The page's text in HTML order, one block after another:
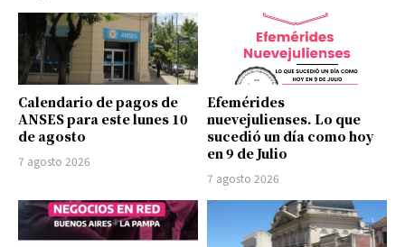
Calendario de pagos de
ANSES para este lunes 10
de agosto
7 agosto 2026
Efemérides
nuevejulienses. Lo que
sucedió un día como hoy
en 9 de Julio
7 agosto 2026